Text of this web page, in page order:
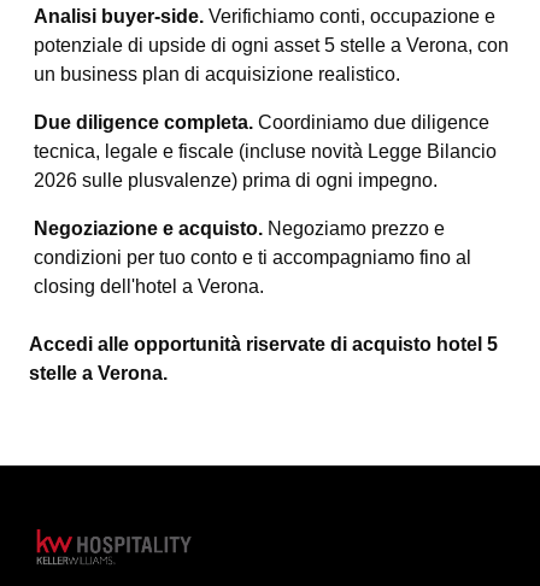
Analisi buyer-side. Verifichiamo conti, occupazione e
potenziale di upside di ogni asset 5 stelle a Verona, con
un business plan di acquisizione realistico.
Due diligence completa. Coordiniamo due diligence
tecnica, legale e fiscale (incluse novità Legge Bilancio
2026 sulle plusvalenze) prima di ogni impegno.
Negoziazione e acquisto. Negoziamo prezzo e
condizioni per tuo conto e ti accompagniamo fino al
closing dell'hotel a Verona.
Accedi alle opportunità riservate di acquisto hotel 5
stelle a Verona.